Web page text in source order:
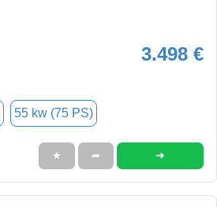
3.498 €
55 kw (75 PS)
★ ➦ ➜